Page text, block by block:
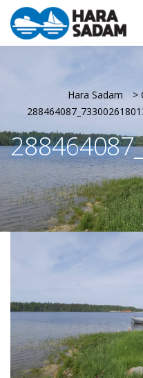
Hara Sadam >